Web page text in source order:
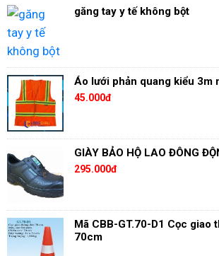
găng tay y tế không bột
Áo lưới phản quang kiểu 3m
45.000đ
GIÀY BẢO HỘ LAO ĐÔNG
295.000đ
Mã CBB-GT.70-D1 Cọc giao
70cm